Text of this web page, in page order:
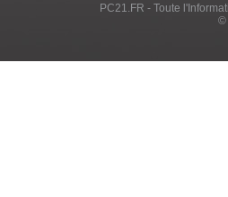
PC21.FR - Toute
©